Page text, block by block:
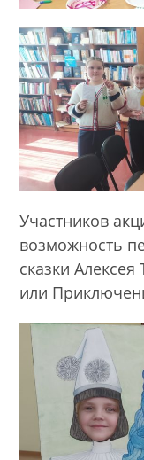
Участников
возможность
сказки
или